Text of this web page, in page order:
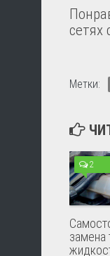
сетях
Метки:
2
замена